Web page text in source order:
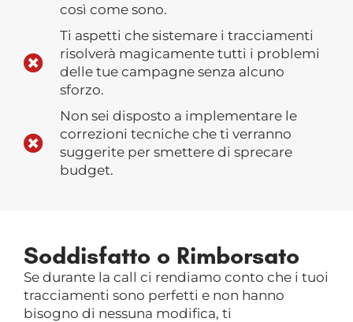
così come sono.
Ti aspetti che sistemare i tracciamenti
risolverà magicamente tutti i problemi
delle tue campagne senza alcuno
sforzo.
​Non sei disposto a implementare le
correzioni tecniche che ti verranno
suggerite per smettere di sprecare
budget.
Soddisfatto o Rimborsato
Se durante la call ci rendiamo conto che i tuoi
tracciamenti sono perfetti e non hanno
bisogno di nessuna modifica, ti